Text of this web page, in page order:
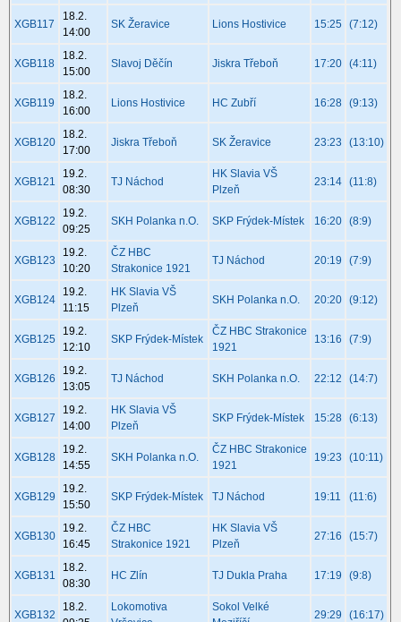
XGB117
18.2.
14:00
SK Žeravice Lions Hostivice 15:25 (7:12)
XGB118
18.2.
15:00
Slavoj Děčín Jiskra Třeboň 17:20 (4:11)
XGB119
18.2.
16:00
Lions Hostivice HC Zubří 16:28 (9:13)
XGB120
18.2.
17:00
Jiskra Třeboň SK Žeravice 23:23 (13:10)
XGB121
19.2.
08:30
TJ Náchod
HK Slavia VŠ
Plzeň
23:14 (11:8)
XGB122
19.2.
09:25
SKH Polanka n.O. SKP Frýdek-Místek 16:20 (8:9)
XGB123
19.2.
10:20
ČZ HBC
Strakonice 1921
TJ Náchod 20:19 (7:9)
XGB124
19.2.
11:15
HK Slavia VŠ
Plzeň
SKH Polanka n.O. 20:20 (9:12)
XGB125
19.2.
12:10
SKP Frýdek-Místek
ČZ HBC Strakonice
1921
13:16 (7:9)
XGB126
19.2.
13:05
TJ Náchod SKH Polanka n.O. 22:12 (14:7)
XGB127
19.2.
14:00
HK Slavia VŠ
Plzeň
SKP Frýdek-Místek 15:28 (6:13)
XGB128
19.2.
14:55
SKH Polanka n.O.
ČZ HBC Strakonice
1921
19:23 (10:11)
XGB129
19.2.
15:50
SKP Frýdek-Místek TJ Náchod 19:11 (11:6)
XGB130
19.2.
16:45
ČZ HBC
Strakonice 1921
HK Slavia VŠ
Plzeň
27:16 (15:7)
XGB131
18.2.
08:30
HC Zlín TJ Dukla Praha 17:19 (9:8)
XGB132
18.2.
Lokomotiva
Sokol Velké
29:29 (16:17)